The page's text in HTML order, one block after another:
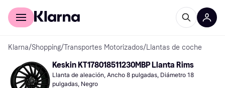
Comprar con Klarna
Klarna/Shopping/Transportes Motorizados/Llantas de coche
Keskin KT178018511230MBP Llanta Rims
Llanta de aleación, Ancho 8 pulgadas, Diámetro 18
pulgadas, Negro